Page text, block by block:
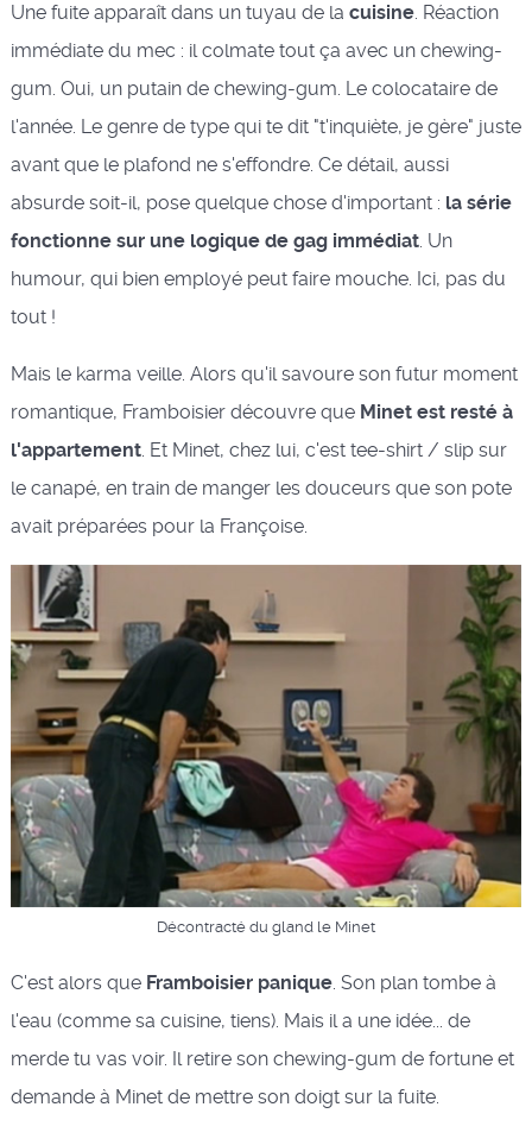
Une fuite apparaît dans un tuyau de la cuisine. Réaction
immédiate du mec : il colmate tout ça avec un chewing-
gum. Oui, un putain de chewing-gum. Le colocataire de
l'année. Le genre de type qui te dit "t'inquiète, je gère" juste
avant que le plafond ne s'effondre. Ce détail, aussi
absurde soit-il, pose quelque chose d'important : la série
fonctionne sur une logique de gag immédiat. Un
humour, qui bien employé peut faire mouche. Ici, pas du
tout !
Mais le karma veille. Alors qu'il savoure son futur moment
romantique, Framboisier découvre que Minet est resté à
l'appartement. Et Minet, chez lui, c'est tee-shirt / slip sur
le canapé, en train de manger les douceurs que son pote
avait préparées pour la Françoise.
Décontracté du gland le Minet
C'est alors que Framboisier panique. Son plan tombe à
l'eau (comme sa cuisine, tiens). Mais il a une idée... de
merde tu vas voir. Il retire son chewing-gum de fortune et
demande à Minet de mettre son doigt sur la fuite.